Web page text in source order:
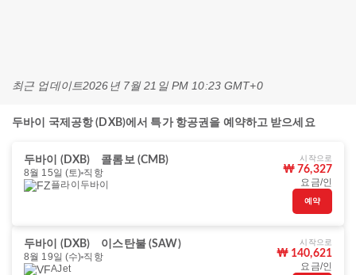
최근 업데이트2026년 7월 21일 PM 10:23 GMT+0
두바이 국제공항 (DXB)에서 특가 항공권을 예약하고 받으세요
두바이 (DXB)
콜롬보 (CMB)
8월 15일 (토) 직항
플라이두바이
시작으로
₩ 76,327
요금/인
예약
두바이 (DXB)
이스탄불 (SAW)
8월 19일 (수) 직항
AJet
시작으로
₩ 140,621
요금/인